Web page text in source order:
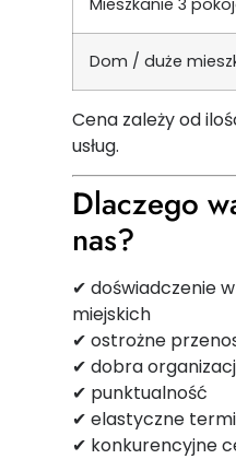
Dom / duże
Cena zależy od
usług.
Dlaczego
nas?
✔ doświadczenie
miejskich
✔ ostrożne
✔ dobra
✔ punktualność
✔ elastyczne
✔ konkurencyjne